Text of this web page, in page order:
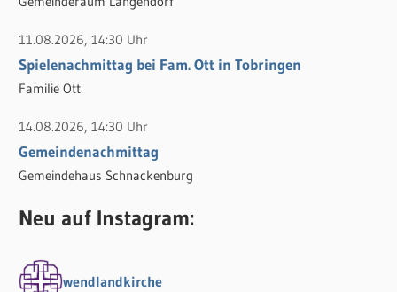
11.08.2026, 14:30 Uhr
Spielenachmittag bei Fam. Ott in Tobringen
Familie Ott
14.08.2026, 14:30 Uhr
Gemeindenachmittag
Gemeindehaus Schnackenburg
Neu auf Instagram:
wendlandkirche